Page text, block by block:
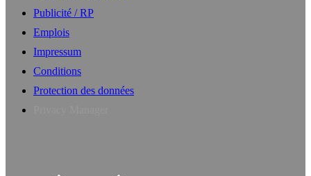
Publicité / RP
Emplois
Impressum
Conditions
Protection des données